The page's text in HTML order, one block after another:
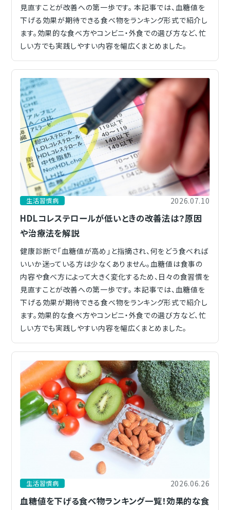
見直すことが改善への第一歩です。 本記事では、血糖値を
下げる効果が期待できる食べ物をランキング形式で紹介し
ます。効果的な食べ方やコンビニ・外食での選び方など、忙
しい方でも実践しやすい内容を幅広くまとめました。
生活習慣病 2026.07.10
HDLコレステロールが低いときの改善法は？原因
や治療法を解説
健康診断で「血糖値が高め」と指摘され、何をどう食べれば
いいか迷っている方は少なくありません。血糖値は食事の
内容や食べ方によって大きく変化するため、日々の食習慣を
見直すことが改善への第一歩です。 本記事では、血糖値を
下げる効果が期待できる食べ物をランキング形式で紹介し
ます。効果的な食べ方やコンビニ・外食での選び方など、忙
しい方でも実践しやすい内容を幅広くまとめました。
生活習慣病 2026.06.26
血糖値を下げる食べ物ランキング一覧！効果的な食